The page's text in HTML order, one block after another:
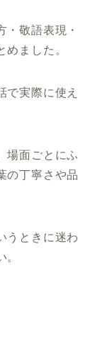
・敬語表現・
ました。
で実際に使え
場面ごとにふ
の丁寧さや品
うときに迷わ